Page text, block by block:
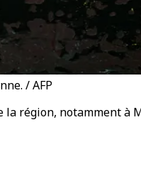
/ AFP
région, notamment à